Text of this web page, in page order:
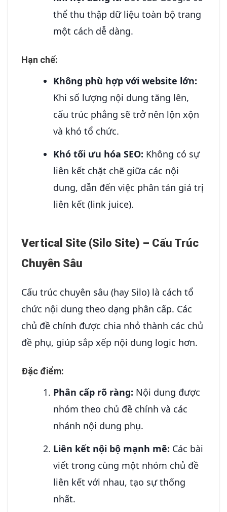
thể thu thập dữ liệu toàn bộ trang
một cách dễ dàng.
Hạn chế:
Không phù hợp với website lớn:
Khi số lượng nội dung tăng lên,
cấu trúc phẳng sẽ trở nên lộn xộn
và khó tổ chức.
Khó tối ưu hóa SEO: Không có sự
liên kết chặt chẽ giữa các nội
dung, dẫn đến việc phân tán giá trị
liên kết (link juice).
Vertical Site (Silo Site) – Cấu Trúc
Chuyên Sâu
Cấu trúc chuyên sâu (hay Silo) là cách tổ
chức nội dung theo dạng phân cấp. Các
chủ đề chính được chia nhỏ thành các chủ
đề phụ, giúp sắp xếp nội dung logic hơn.
Đặc điểm:
Phân cấp rõ ràng: Nội dung được
nhóm theo chủ đề chính và các
nhánh nội dung phụ.
Liên kết nội bộ mạnh mẽ: Các bài
viết trong cùng một nhóm chủ đề
liên kết với nhau, tạo sự thống
nhất.